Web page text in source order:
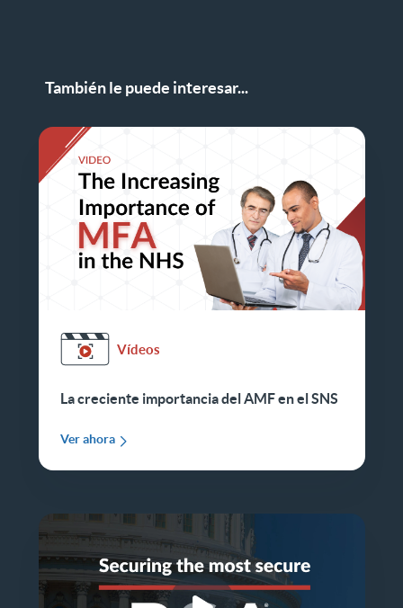
También le puede interesar...
Vídeos
La creciente importancia del AMF en el SNS
Ver ahora